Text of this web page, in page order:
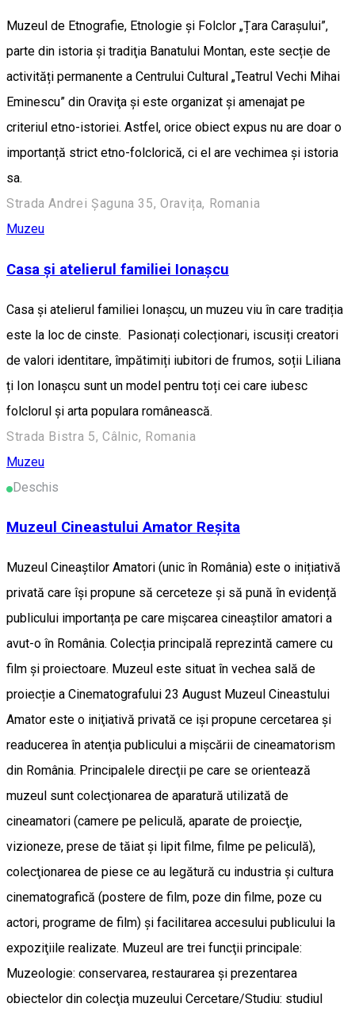
Muzeul de Etnografie, Etnologie și Folclor „Țara Carașului”,
parte din istoria şi tradiţia Banatului Montan, este secție de
activități permanente a Centrului Cultural „Teatrul Vechi Mihai
Eminescu” din Oraviţa și este organizat și amenajat pe
criteriul etno-istoriei. Astfel, orice obiect expus nu are doar o
importanță strict etno-folclorică, ci el are vechimea și istoria
sa.
Strada Andrei Șaguna 35, Oravița, Romania
Muzeu
Casa și atelierul familiei Ionașcu
Casa și atelierul familiei Ionașcu, un muzeu viu în care tradiția
este la loc de cinste. Pasionați colecționari, iscusiți creatori
de valori identitare, împătimiți iubitori de frumos, soții Liliana
ți Ion Ionașcu sunt un model pentru toți cei care iubesc
folclorul și arta populara românească.
Strada Bistra 5, Câlnic, Romania
Muzeu
Deschis
Muzeul Cineastului Amator Reșita
Muzeul Cineaștilor Amatori (unic în România) este o inițiativă
privată care își propune să cerceteze și să pună în evidență
publicului importanța pe care mișcarea cineaștilor amatori a
avut-o în România. Colecția principală reprezintă camere cu
film și proiectoare. Muzeul este situat în vechea sală de
proiecție a Cinematografului 23 August Muzeul Cineastului
Amator este o iniţiativă privată ce işi propune cercetarea şi
readucerea în atenţia publicului a mişcării de cineamatorism
din România. Principalele direcţii pe care se orientează
muzeul sunt colecţionarea de aparatură utilizată de
cineamatori (camere pe peliculă, aparate de proiecţie,
vizioneze, prese de tăiat şi lipit filme, filme pe peliculă),
colecţionarea de piese ce au legătură cu industria şi cultura
cinematografică (postere de film, poze din filme, poze cu
actori, programe de film) şi facilitarea accesului publicului la
expoziţiile realizate. Muzeul are trei funcţii principale:
Muzeologie: conservarea, restaurarea şi prezentarea
obiectelor din colecţia muzeului Cercetare/Studiu: studiul